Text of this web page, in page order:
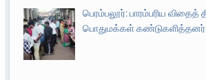
பெரம்பலூர்: பாரம்பரிய விதைத்
பொதுமக்கள்